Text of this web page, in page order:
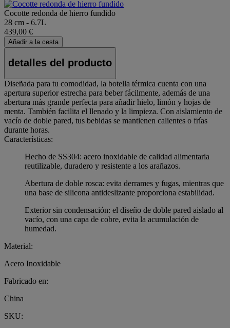
Cocotte redonda de hierro fundido
28 cm - 6.7L
439,00 €
Añadir a la cesta
detalles del producto
Diseñada para tu comodidad, la botella térmica cuenta con una
apertura superior estrecha para beber fácilmente, además de una
abertura más grande perfecta para añadir hielo, limón y hojas de
menta. También facilita el llenado y la limpieza. Con aislamiento de
vacío de doble pared, tus bebidas se mantienen calientes o frías
durante horas.
Características:
Hecho de SS304: acero inoxidable de calidad alimentaria
reutilizable, duradero y resistente a los arañazos.
Abertura de doble rosca: evita derrames y fugas, mientras que
una base de silicona antideslizante proporciona estabilidad.
Exterior sin condensación: el diseño de doble pared aislado al
vacío, con una capa de cobre, evita la acumulación de
humedad.
Material:
Acero Inoxidable
Fabricado en:
China
SKU: